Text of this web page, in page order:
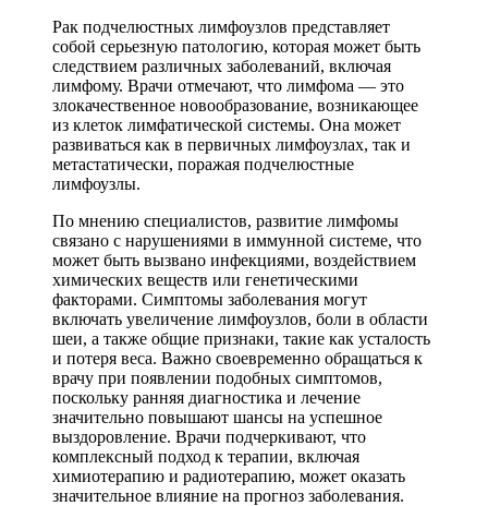
Рак подчелюстных лимфоузлов представляет
собой серьезную патологию, которая может быть
следствием различных заболеваний, включая
лимфому. Врачи отмечают, что лимфома — это
злокачественное новообразование, возникающее
из клеток лимфатической системы. Она может
развиваться как в первичных лимфоузлах, так и
метастатически, поражая подчелюстные
лимфоузлы.
По мнению специалистов, развитие лимфомы
связано с нарушениями в иммунной системе, что
может быть вызвано инфекциями, воздействием
химических веществ или генетическими
факторами. Симптомы заболевания могут
включать увеличение лимфоузлов, боли в области
шеи, а также общие признаки, такие как усталость
и потеря веса. Важно своевременно обращаться к
врачу при появлении подобных симптомов,
поскольку ранняя диагностика и лечение
значительно повышают шансы на успешное
выздоровление. Врачи подчеркивают, что
комплексный подход к терапии, включая
химиотерапию и радиотерапию, может оказать
значительное влияние на прогноз заболевания.